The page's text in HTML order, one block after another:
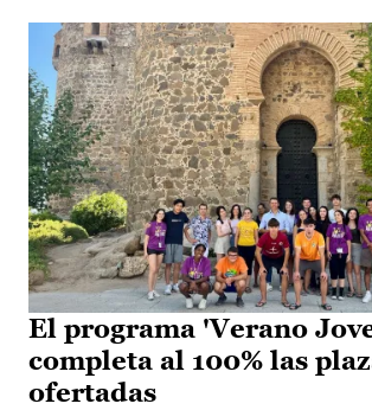
El programa 'Verano
completa al 100% las
ofertadas